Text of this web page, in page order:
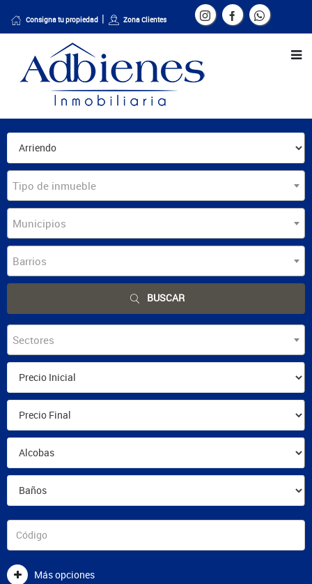
Consigna tu propiedad Zona Clientes
Tipo de inmueble
Municipios
Barrios
BUSCAR
Sectores
Más opciones